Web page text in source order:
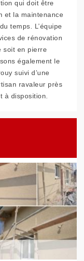
qui doit être
et la maintenance
temps. L’équipe
de rénovation
soit en pierre
également le
suivi d’une
ravaleur près
à disposition.